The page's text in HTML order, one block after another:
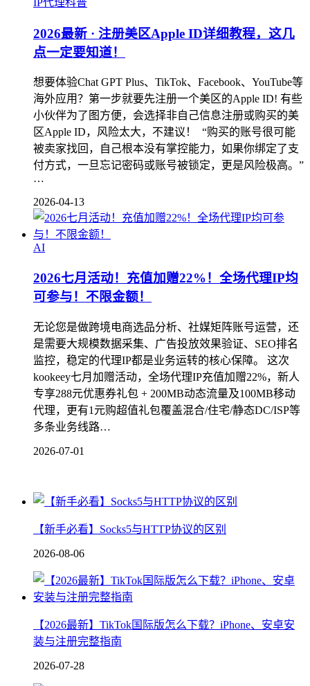
IP代理科普
2026最新 · 注册美区Apple ID详细教程，这几
点一定要知道！
想要体验Chat GPT Plus、TikTok、Facebook、YouTube等
海外应用？第一步就要先注册一个美区的Apple ID! 有些
小伙伴为了图方便，会选择非自己信息注册或购买的美
区Apple ID，风险太大，不建议！ “购买的账号很可能
被卖家找回，自己根本没有掌控能力，如果你绑定了支
付方式，一旦忘记密码或账号被锁定，更是风险极高。”
…
2026-04-13
AI
2026七月活动！充值加赠22%！全场代理IP均
可参与！不限金额！
无论您是做跨境电商选品分析、社媒矩阵账号运营，还
是需要大规模数据采集、广告投放效果验证、SEO排名
监控，稳定的代理IP都是业务运转的核心保障。 这次
kookeey七月加赠活动，全场代理IP充值加赠22%，新人
专享288元优惠券礼包 + 200MB动态流量及100MB移动
代理，更有1元购超值礼包覆盖混合/住宅/静态DC/ISP等
多条业务线路…
2026-07-01
【新手必看】Socks5与HTTP协议的区别
2026-08-06
【2026最新】TikTok国际版怎么下载？iPhone、安卓安
装与注册完整指南
2026-07-28